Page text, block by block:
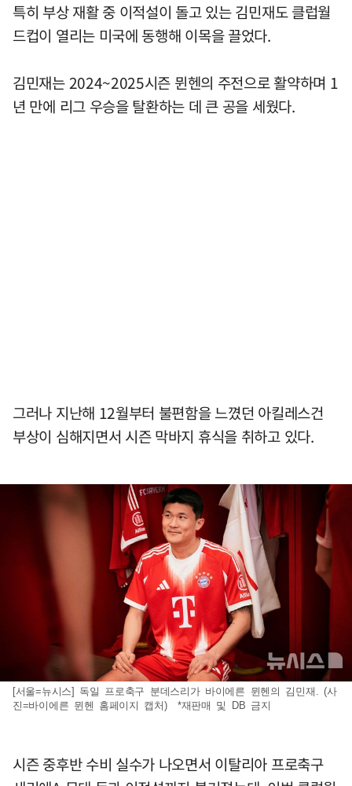
특히 부상 재활 중 이적설이 돌고 있는 김민재도 클럽월
드컵이 열리는 미국에 동행해 이목을 끌었다.
김민재는 2024~2025시즌 뮌헨의 주전으로 활약하며 1
년 만에 리그 우승을 탈환하는 데 큰 공을 세웠다.
그러나 지난해 12월부터 불편함을 느꼈던 아킬레스건
부상이 심해지면서 시즌 막바지 휴식을 취하고 있다.
[서울=뉴시스] 독일 프로축구 분데스리가 바이에른 뮌헨의 김민재. (사
진=바이에른 뮌헨 홈페이지 캡처) *재판매 및 DB 금지
시즌 중후반 수비 실수가 나오면서 이탈리아 프로축구